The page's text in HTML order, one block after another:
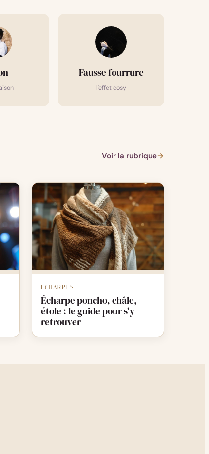
Fausse fourrure
l'effet cosy
Voir la rubrique→
ECHARPES
Écharpe poncho, châle,
étole : le guide pour s'y
retrouver